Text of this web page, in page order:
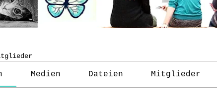
Medien Dateien Mitglieder